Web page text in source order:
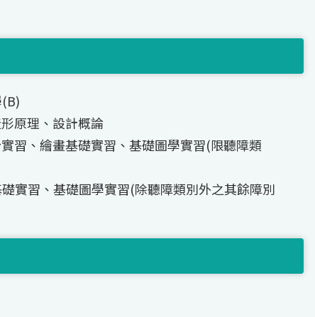
原理、設計概論
習、繪畫基礎實習、基礎圖學實習(限聽障類
實習、基礎圖學實習(除聽障類別外之其餘障別